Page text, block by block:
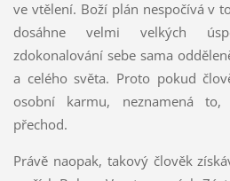
ve vtělení. Boží plán nespočívá v
dosáhne velmi velkých
zdokonalování sebe sama
a celého světa. Proto pokud
osobní karmu, neznamená
přechod.
Právě naopak, takový člověk